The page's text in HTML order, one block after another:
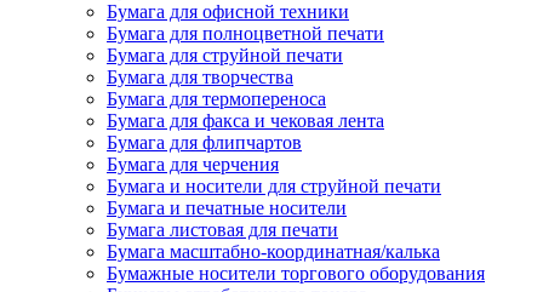
Бумага для офисной техники
Бумага для полноцветной печати
Бумага для струйной печати
Бумага для творчества
Бумага для термопереноса
Бумага для факса и чековая лента
Бумага для флипчартов
Бумага для черчения
Бумага и носители для струйной печати
Бумага и печатные носители
Бумага листовая для печати
Бумага масштабно-координатная/калька
Бумажные носители торгового оборудования